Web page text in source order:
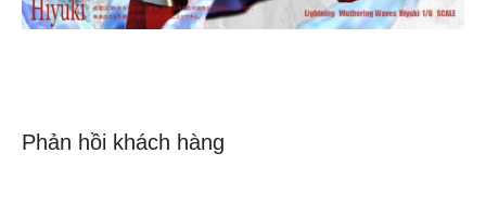
Phản hồi khách hàng